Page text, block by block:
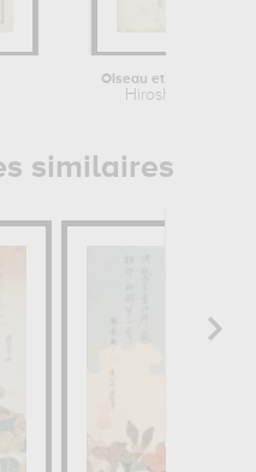
Oiseau et glycine
Hiroshige
similaires